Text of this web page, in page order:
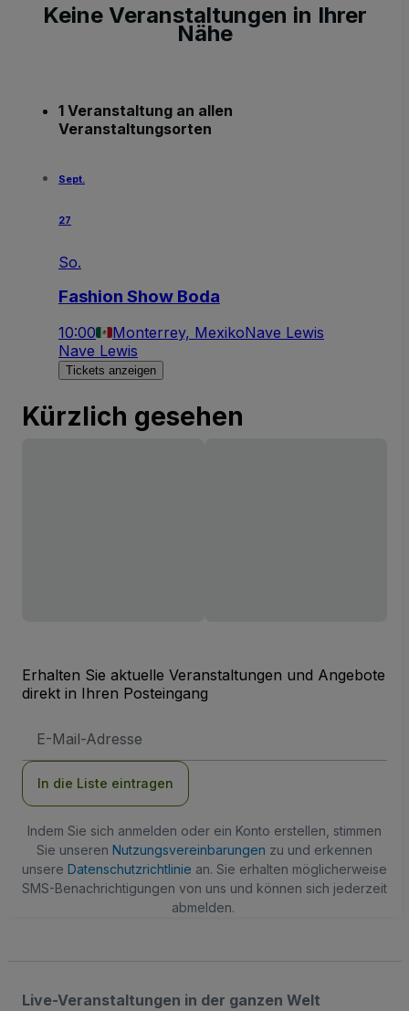
Keine Veranstaltungen in Ihrer
Nähe
1 Veranstaltung an allen
Veranstaltungsorten
Sept.
27
So.
Fashion Show Boda
10:00 Monterrey, MexikoNave Lewis
Nave Lewis
Tickets anzeigen
Kürzlich gesehen
Erhalten Sie aktuelle Veranstaltungen und Angebote
direkt in Ihren Posteingang
Mail-
In die Liste eintragen
Indem Sie sich anmelden oder ein Konto erstellen, stimmen
Sie unseren Nutzungsvereinbarungen zu und erkennen
unsere Datenschutzrichtlinie an. Sie erhalten möglicherweise
SMS-Benachrichtigungen von uns und können sich jederzeit
abmelden.
Live-Veranstaltungen in der ganzen Welt